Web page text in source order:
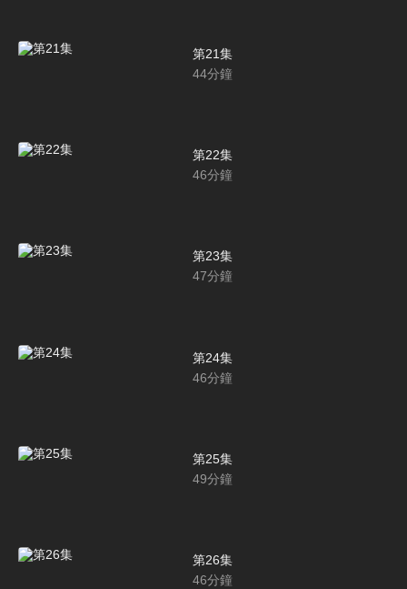
第21集
44分鐘
第22集
46分鐘
第23集
47分鐘
第24集
46分鐘
第25集
49分鐘
第26集
46分鐘